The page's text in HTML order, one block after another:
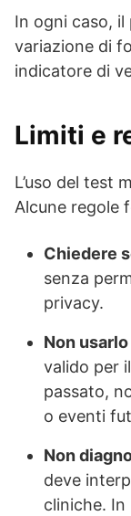
In ogni caso, il
variazione di
indicatore di
Limiti e
L’uso del test
Alcune regole
Chiedere
senza
privacy.
Non
valido per
passato,
o eventi
Non
deve
cliniche.